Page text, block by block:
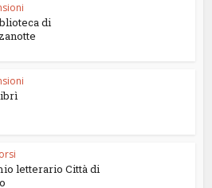
di
letterario Città di